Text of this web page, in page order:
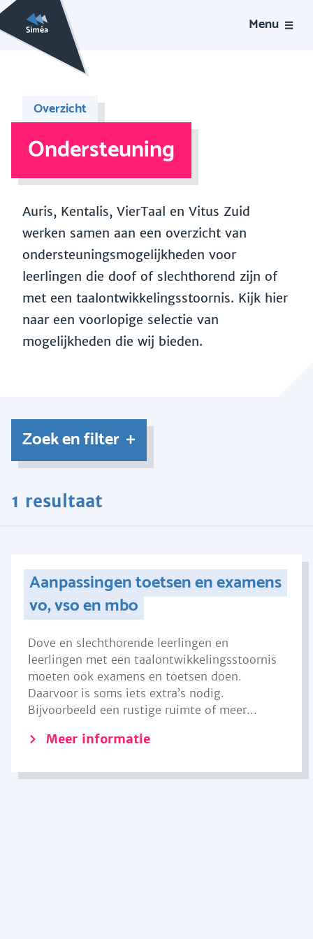
Menu
Overzicht
Ondersteuning
Auris, Kentalis, VierTaal en Vitus Zuid
werken samen aan een overzicht van
ondersteuningsmogelijkheden voor
leerlingen die doof of slechthorend zijn of
met een taalontwikkelingsstoornis. Kijk hier
naar een voorlopige selectie van
mogelijkheden die wij bieden.
Zoek en filter
1 resultaat
Aanpassingen toetsen en examens
vo, vso en mbo
Dove en slechthorende leerlingen en
leerlingen met een taalontwikkelingsstoornis
moeten ook examens en toetsen doen.
Daarvoor is soms iets extra’s nodig.
Bijvoorbeeld een rustige ruimte of meer...
Meer informatie